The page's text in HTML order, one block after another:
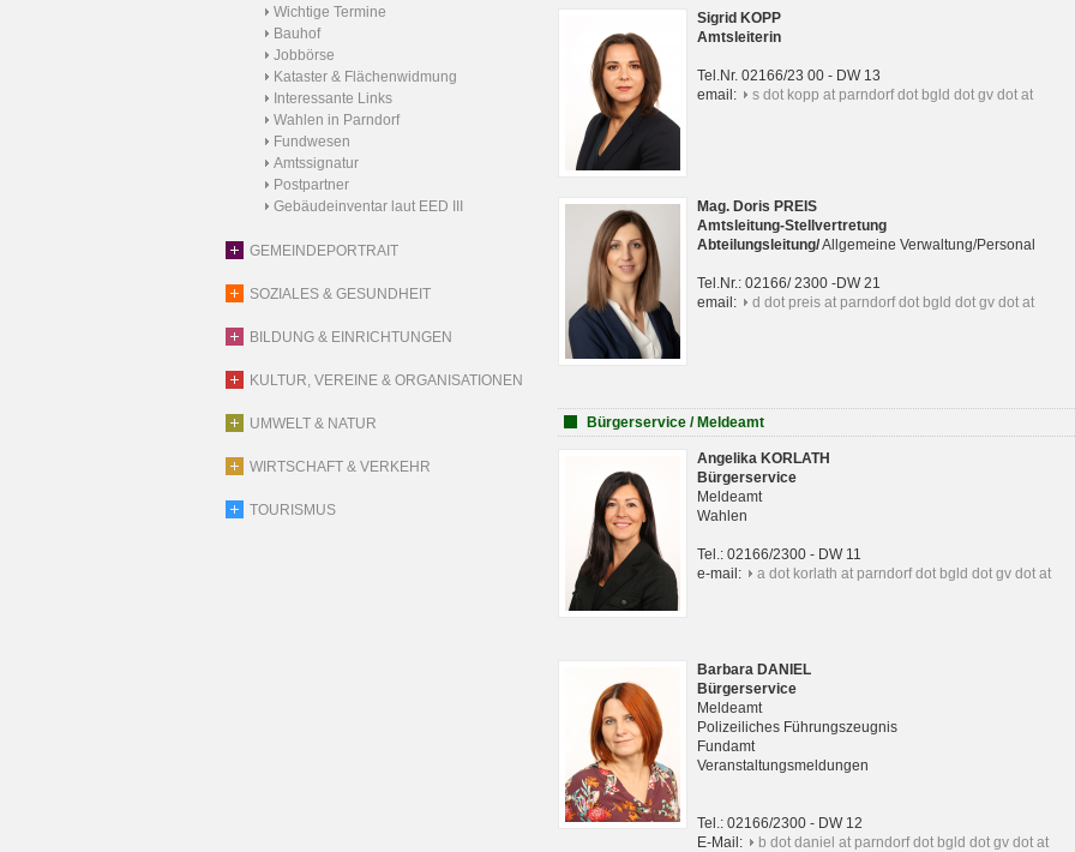
Wichtige Termine
Bauhof
Jobbörse
Kataster & Flächenwidmung
Interessante Links
Wahlen in Parndorf
Fundwesen
Amtssignatur
Postpartner
Gebäudeinventar laut EED III
GEMEINDEPORTRAIT
SOZIALES & GESUNDHEIT
BILDUNG & EINRICHTUNGEN
KULTUR, VEREINE & ORGANISATIONEN
UMWELT & NATUR
WIRTSCHAFT & VERKEHR
TOURISMUS
Sigrid KOPP
Amtsleiterin
Tel.Nr. 02166/23 00 - DW 13
email:
s dot kopp at parndorf dot bgld dot gv dot at
Mag. Doris PREIS
Amtsleitung-Stellvertretung
Abteilungsleitung/Allgemeine Verwaltung/Personal
Tel.Nr.: 02166/ 2300 -DW 21
email:
d dot preis at parndorf dot bgld dot gv dot at
Bürgerservice / Meldeamt
Angelika KORLATH
Bürgerservice
Meldeamt
Wahlen
Tel.: 02166/2300 - DW 11
e-mail:
a dot korlath at parndorf dot bgld dot gv dot at
Barbara DANIEL
Bürgerservice
Meldeamt
Polizeiliches Führungszeugnis
Fundamt
Veranstaltungsmeldungen
Tel.: 02166/2300 - DW 12
E-Mail:
b dot daniel at parndorf dot bgld dot gv dot at